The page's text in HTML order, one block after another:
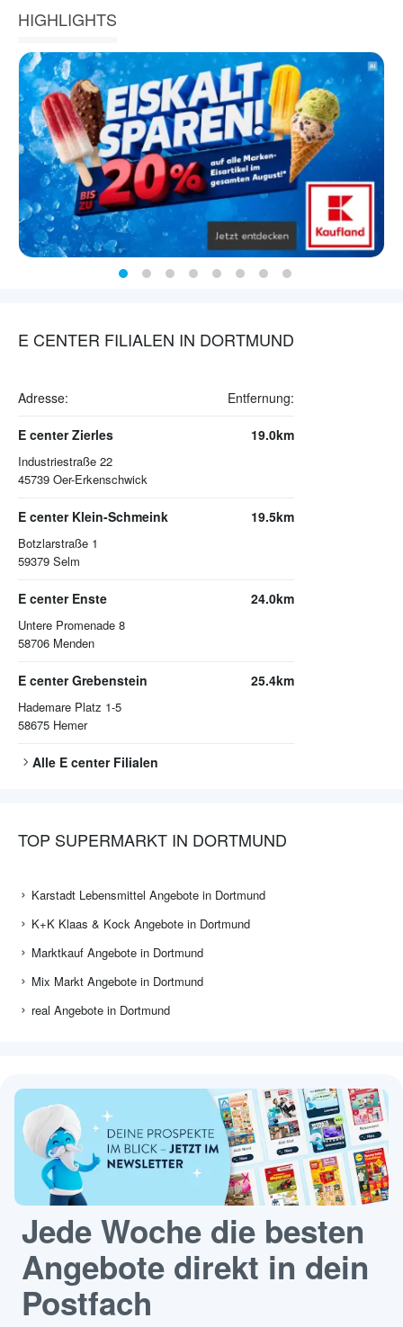
HIGHLIGHTS
E CENTER FILIALEN IN DORTMUND
Adresse: Entfernung:
E center Zierles
Industriestraße 22
45739 Oer-Erkenschwick
19.0km
E center Klein-Schmeink
Botzlarstraße 1
59379 Selm
19.5km
E center Enste
Untere Promenade 8
58706 Menden
24.0km
E center Grebenstein
Hademare Platz 1-5
58675 Hemer
25.4km
Alle E centerFilialen
TOP SUPERMARKT IN DORTMUND
Karstadt Lebensmittel Angebote in Dortmund
K+K Klaas & Kock Angebote in Dortmund
Marktkauf Angebote in Dortmund
Mix Markt Angebote in Dortmund
real Angebote in Dortmund
Jede Woche die besten
Angebote direkt in dein
Postfach